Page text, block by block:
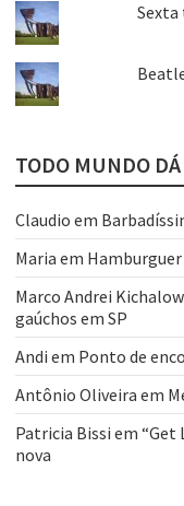
Sexta
TODO MUNDO
Claudio em
Maria em Hamburguer
Marco Andrei
gaúchos em SP
Andi em Ponto de
Antônio Oliveira em
Patricia Bissi em “Get
nova